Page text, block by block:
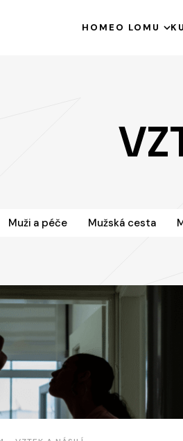
HOME O LOMU
Muži a péče Mužská cesta